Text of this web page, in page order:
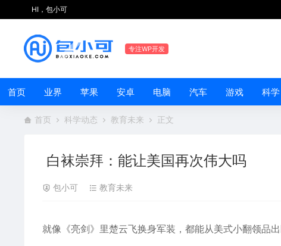
HI，包小可
专注WP开发
首页 业界 苹果 安卓 电脑 汽车 游戏 科学
首页 科学动态 教育未来 正文
白袜崇拜：能让美国再次伟大吗
包小可 教育未来
就像《亮剑》里楚云飞换身军装，都能从美式小翻领品出